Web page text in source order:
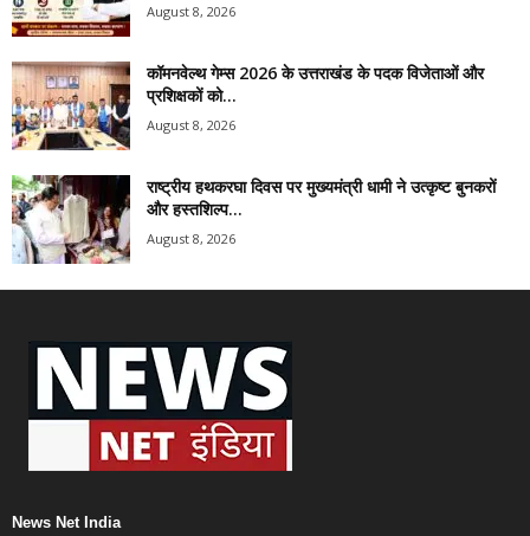
August 8, 2026
कॉमनवेल्थ गेम्स 2026 के उत्तराखंड के पदक विजेताओं और
प्रशिक्षकों को...
August 8, 2026
राष्ट्रीय हथकरघा दिवस पर मुख्यमंत्री धामी ने उत्कृष्ट बुनकरों
और हस्तशिल्प...
August 8, 2026
News Net India